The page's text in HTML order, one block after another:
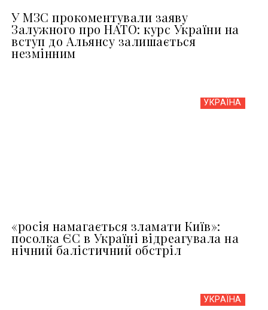
У МЗС прокоментували заяву
Залужного про НАТО: курс України на
вступ до Альянсу залишається
незмінним
УКРАЇНА
«росія намагається зламати Київ»:
посолка ЄС в Україні відреагувала на
нічний балістичний обстріл
УКРАЇНА